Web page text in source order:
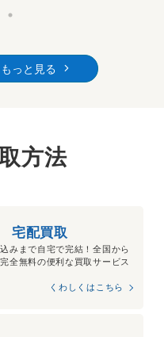
っと見る
方法
宅配買取
みまで自宅で完結！全国から
全無料の便利な買取サービス
くわしくはこちら